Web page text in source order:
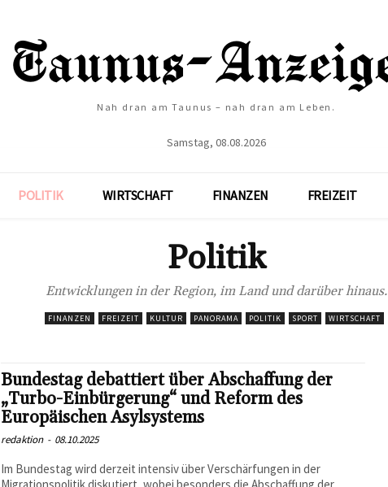
Nah dran am Taunus – nah dran am Leben.
Samstag, 08.08.2026
POLITIK WIRTSCHAFT FINANZEN FREIZEIT
Politik
Entwicklungen in der Region, im Land und darüber hinaus.
FINANZEN FREIZEIT KULTUR PANORAMA POLITIK SPORT WIRTSCHAFT
Bundestag debattiert über Abschaffung der
„Turbo-Einbürgerung“ und Reform des
Europäischen Asylsystems
redaktion - 08.10.2025
Im Bundestag wird derzeit intensiv über Verschärfungen in der